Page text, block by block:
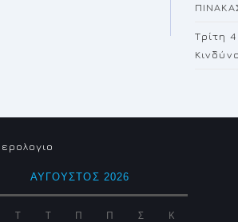
Τρίτη
ΑΎΓΟΥΣΤΟΣ 2026
Τ Τ Π Π Σ Κ